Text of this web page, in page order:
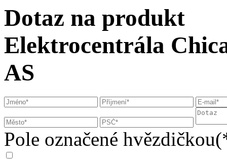
Dotaz na produkt
Elektrocentrála
AS
Pole označené